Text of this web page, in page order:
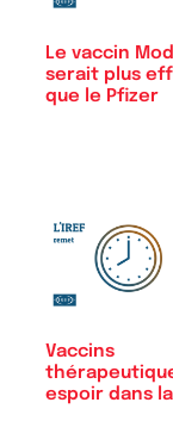
Le vaccin
serait plus
que le Pfizer
Vaccins
espoir dans